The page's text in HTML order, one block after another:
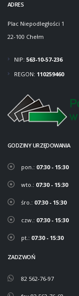
ADRES
Plac Niepodległości 1
22-100 Chełm
NIP: 563-10-57-236
REGON: 110259460
GODZINY URZĘDOWANIA
pon.: 07:30 - 15:30
wto.: 07:30 - 15:30
śro.: 07:30 - 15:30
czw.: 07:30 - 15:30
pt.: 07:30 - 15:30
ZADZWOŃ
82 562-76-97